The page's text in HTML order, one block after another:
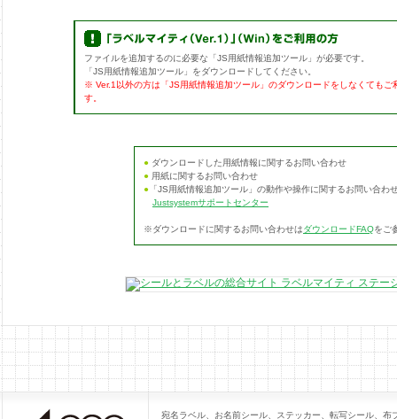
ファイルを追加するのに必要な「JS用紙情報追加ツール」が必要です。
「JS用紙情報追加ツール」をダウンロードしてください。
※ Ver.1以外の方は「JS用紙情報追加ツール」のダウンロードをしなくてもご
す。
● ダウンロードした用紙情報に関するお問い合わせ
● 用紙に関するお問い合わせ
● 「JS用紙情報追加ツール」の動作や操作に関するお問い合わ
Justsystemサポートセンター
※ダウンロードに関するお問い合わせはダウンロードFAQをご
宛名ラベル、お名前シール、ステッカー、転写シール、